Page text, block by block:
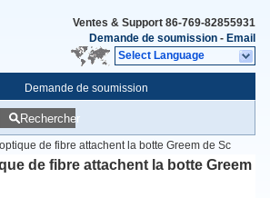
Ventes & Support 86-769-82855931
Demande de soumission - Email
Select Language
Demande de soumission
Rechercher
de fibre attachent la botte Greem de Sc
de fibre attachent la botte Greem